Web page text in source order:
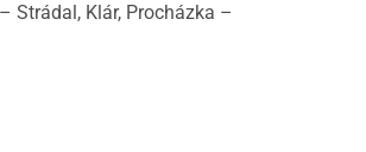
Strádal, Klár, Procházka –